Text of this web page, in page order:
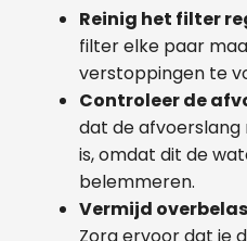
Reinig het filter
filter elke paar
verstoppingen te
Controleer de
dat de
is, omdat dit de
belemmeren.
Vermijd